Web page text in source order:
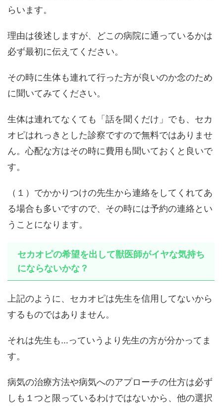
らいます。
理由は後述しますが、どこの病院に通っているかは
必ず最初に伝えてください。
その時に生体も連れて行った方が良いのか念のため
に聞いてみてください。
生体は連れてなくても「話を聞くだけ」でも、セカ
オピはれっきとした診察ですので無料ではありませ
ん。心配な方はその時に費用も聞いておくと良いで
す。
（１）でかかりつけの先生から連絡をしてくれてあ
る場合も多いですので、その時には予約の連絡とい
うことになります。
セカオピの希望を出して獣医師がイヤな気持ち
にならないかな？
上記のように、セカオピは先生を信用してないから
するものではありません。
それは先生も…っていうより先生の方が分かってま
す。
病気の治療方法や病気へのアプローチの仕方は必ず
しも１つと限っているわけではないから、他の選択